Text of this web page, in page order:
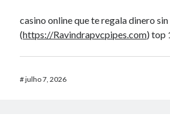
casino online que te regala dinero
(https://Ravindrapvcpipes.com) top
#julho 7, 2026